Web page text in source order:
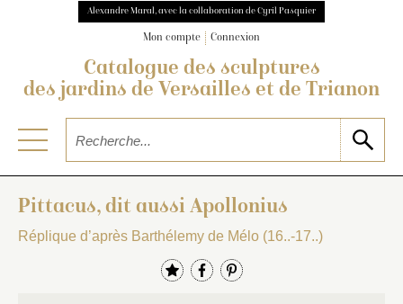
Alexandre Maral, avec la collaboration de Cyril Pasquier
Mon compte Connexion
Catalogue des sculptures
des jardins de Versailles et de Trianon
Pittacus, dit aussi Apollonius
Réplique d’après Barthélemy de Mélo (16..-17..)